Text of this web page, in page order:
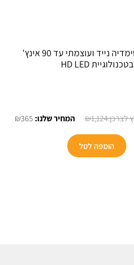
מקרן מולטימדיה נייד ועוצמתי עד 90 אינץ'
בטכנולוגיית HD LED
₪1,124
המחיר
היה:
₪1,124.
₪365 המחיר
הוספה לסל